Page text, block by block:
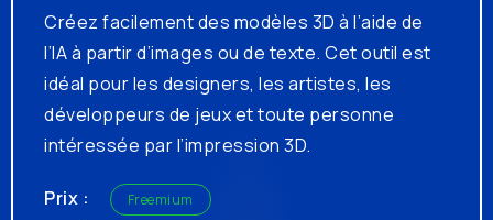
Créez facilement des modèles 3D à l’aide de
l’IA à partir d’images ou de texte. Cet outil est
idéal pour les designers, les artistes, les
développeurs de jeux et toute personne
intéressée par l’impression 3D.
Prix : Freemium